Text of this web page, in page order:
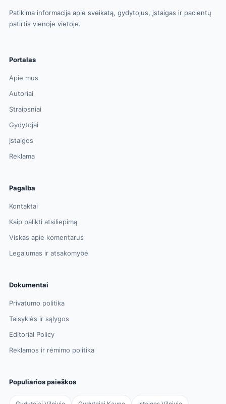
Patikima informacija apie sveikatą, gydytojus, įstaigas ir pacientų
patirtis vienoje vietoje.
Portalas
Apie mus
Autoriai
Straipsniai
Gydytojai
Įstaigos
Reklama
Pagalba
Kontaktai
Kaip palikti atsiliepimą
Viskas apie komentarus
Legalumas ir atsakomybė
Dokumentai
Privatumo politika
Taisyklės ir sąlygos
Editorial Policy
Reklamos ir rėmimo politika
Populiarios paieškos